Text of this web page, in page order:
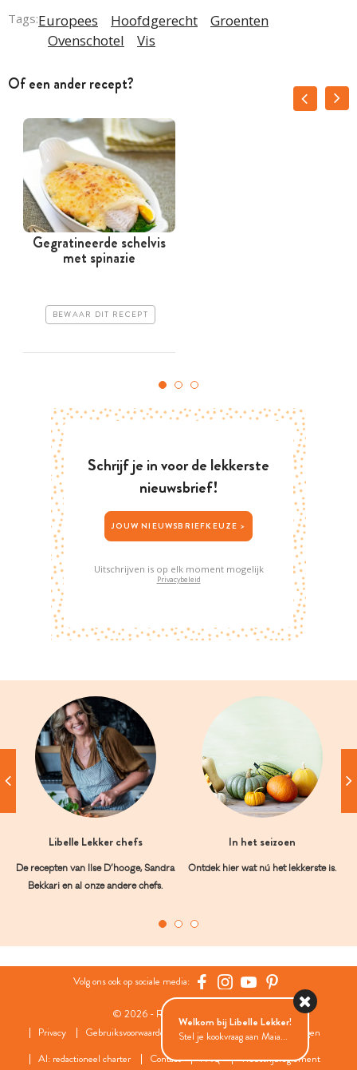
Tags:Europees Hoofdgerecht
Groenten
Ovenschotel
Vis
Of een ander recept?
Gegratineerde schelvis
met spinazie
BEWAAR DIT RECEPT
Schrijf je in voor de lekkerste
nieuwsbrief!
JOUW NIEUWSBRIEFKEUZE >
Uitschrijven is op elk moment mogelijk
Privacybeleid
Libelle Lekker chefs
De recepten van Ilse D’hooge, Sandra
Bekkari en al onze andere chefs.
In het seizoen
Ontdek hier wat nú het lekkerste is.
Volg ons ook op sociale media:
© 2026 - Roularta Media Group
Privacy
Gebruiksvoorwaarden Cookies
Cookies instellingen
AI: redactioneel charter
Contact FAQ Wedstrijdreglement
Welkom bij Libelle Lekker!
Stel je kookvraag aan Maia...